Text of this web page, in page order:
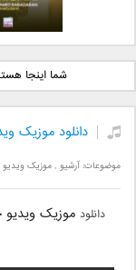
دانلود
بانی
شما اینجا
دانلود موزیک
موضوعات:آرشیو ,موزیک ویدیو
دانلود موزیک